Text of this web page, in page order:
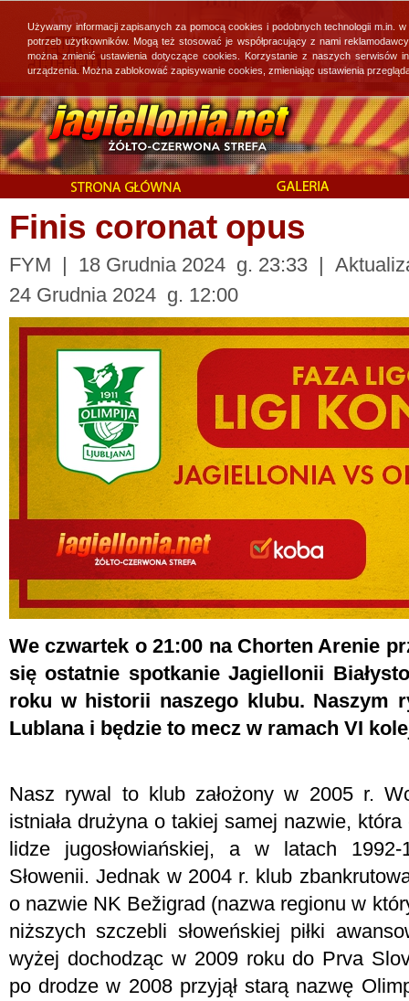
Finis coronat opus
FYM | 18 Grudnia 2024 g. 23:33 |
24 Grudnia 2024 g. 12:00
We czwartek o 21:00 na Chorten Arenie
się ostatnie spotkanie Jagiellonii
roku w historii naszego klubu. Naszym
Lublana i będzie to mecz w ramach VI
Nasz rywal to klub założony w 2005 r.
istniała drużyna o takiej samej nazwie, która
lidze jugosłowiańskiej, a w latach 1992-
Słowenii. Jednak w 2004 r. klub
o nazwie NK Bežigrad (nazwa regionu w
niższych szczebli słoweńskiej piłki
wyżej dochodząc w 2009 roku do Prva
po drodze w 2008 przyjął starą nazwę
Używamy informacji zapisanych za pomocą cookies i podobnych technologii
potrzeb użytkowników. Mogą też stosować je współpracujący z nami
można zmienić ustawienia dotyczące cookies. Korzystanie z naszych
urządzenia. Można zablokować zapisywanie cookies, zmieniając ustawienia